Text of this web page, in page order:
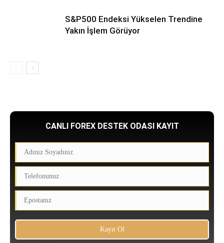
S&P500 Endeksi Yükselen Trendine
Yakın İşlem Görüyor
CANLI FOREX DESTEK ODASI KAYIT